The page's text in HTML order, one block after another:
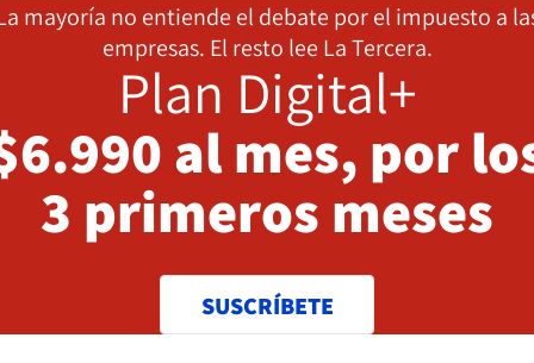
mayoría no entiende el debate por el impuesto a
empresas. El resto lee La Tercera.
Plan Digital+
al mes, por
3 primeros meses
SUSCRÍBETE